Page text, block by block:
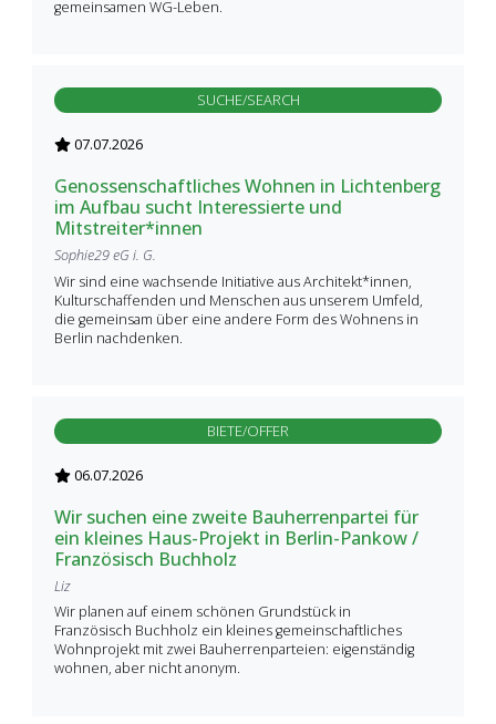
gemeinsamen WG-Leben.
SUCHE/SEARCH
07.07.2026
Genossenschaftliches Wohnen in Lichtenberg
im Aufbau sucht Interessierte und
Mitstreiter*innen
Sophie29 eG i. G.
Wir sind eine wachsende Initiative aus Architekt*innen,
Kulturschaffenden und Menschen aus unserem Umfeld,
die gemeinsam über eine andere Form des Wohnens in
Berlin nachdenken.
BIETE/OFFER
06.07.2026
Wir suchen eine zweite Bauherrenpartei für
ein kleines Haus-Projekt in Berlin-Pankow /
Französisch Buchholz
Liz
Wir planen auf einem schönen Grundstück in
Französisch Buchholz ein kleines gemeinschaftliches
Wohnprojekt mit zwei Bauherrenparteien: eigenständig
wohnen, aber nicht anonym.